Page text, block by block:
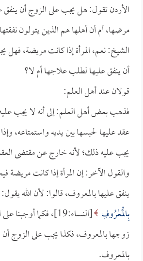
الأردن تقول: هل يجب على الزوج أن ينفق
مرضها، أم أن أهلها هم الذين يتولون
الشيخ: نعم، المرأة إذا كانت مريضة، فهل
أن ينفق عليها لطلب علاجها أم لا؟
قولان عند أهل العلم:
فذهب بعض أهل العلم: إلى أنه لا يجب عليه،
عقد عليها لحبسها بين يديه واستمتاعه،
يجب عليه ذلك؛ لأنه خارج عن مقتضى
والقول الآخر: إن المرأة إذا كانت مريضة
ينفق عليها بالمعروف، قالوا: لأن الله يقول:
بِالْمَعْرُوفِ
[النساء:19]، فكما
زوجها بالمعروف، فكذا يجب على الزوج أن
بالمعروف.